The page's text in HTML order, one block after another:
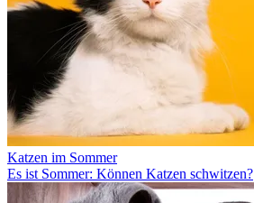
Katzen im Sommer
Es ist Sommer: Können Katzen schwitzen?